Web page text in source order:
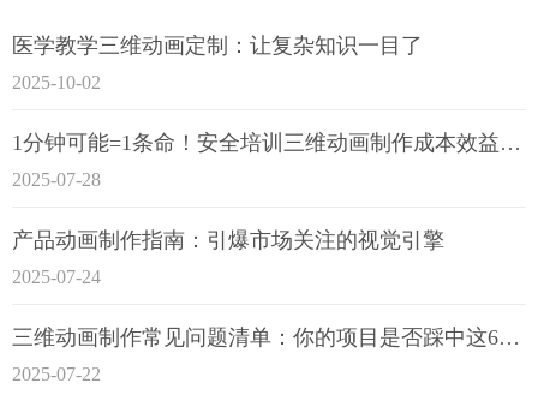
医学教学三维动画定制：让复杂知识一目了
2025-10-02
1分钟可能=1条命！安全培训三维动画制作成本效益深度拆解
2025-07-28
产品动画制作指南：引爆市场关注的视觉引擎
2025-07-24
三维动画制作常见问题清单：你的项目是否踩中这6大技术雷区？
2025-07-22